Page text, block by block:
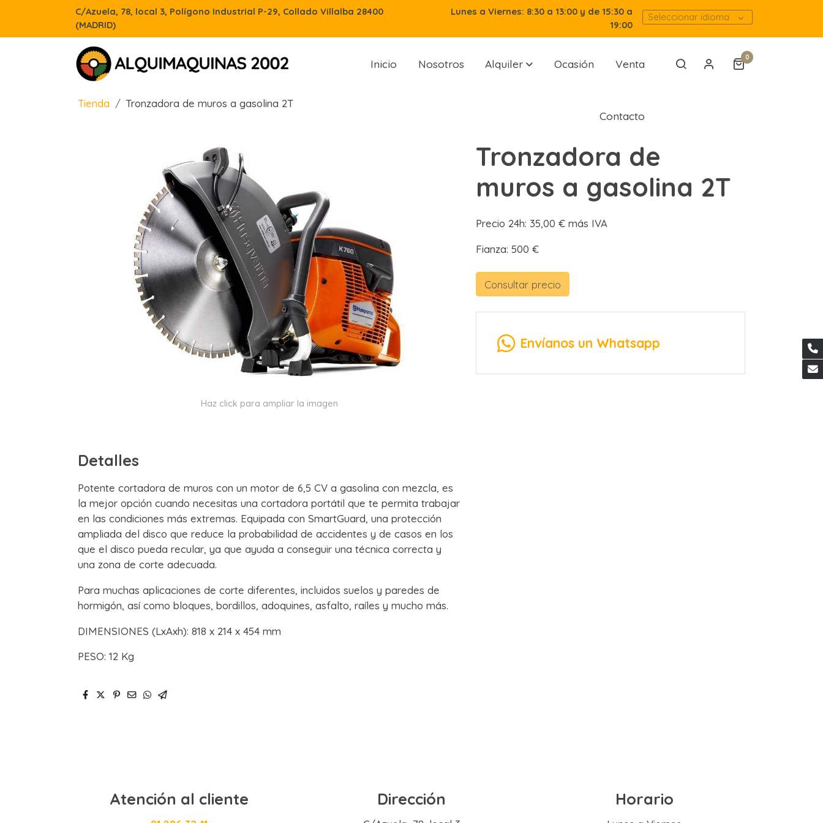
C/Azuela, 78, local 3, Polígono Industrial P-29, Collado Villalba 28400
(MADRID)
Lunes a Viernes: 8:30 a 13:00 y de 15:30 a
19:00
Seleccionar idioma
Inicio Nosotros Alquiler Ocasión Venta
Contacto
0
Tienda Tronzadora de muros a gasolina 2T
Haz click para ampliar la imagen
Detalles
Potente cortadora de muros con un motor de 6,5 CV a gasolina con mezcla, es
la mejor opción cuando necesitas una cortadora portátil que te permita trabajar
en las condiciones más extremas. Equipada con SmartGuard, una protección
ampliada del disco que reduce la probabilidad de accidentes y de casos en los
que el disco pueda recular, ya que ayuda a conseguir una técnica correcta y
una zona de corte adecuada.
Para muchas aplicaciones de corte diferentes, incluidos suelos y paredes de
hormigón, así como bloques, bordillos, adoquines, asfalto, raíles y mucho más.
DIMENSIONES (LxAxh): 818 x 214 x 454 mm
PESO: 12 Kg
Tronzadora de
muros a gasolina 2T
Precio 24h: 35,00 € más IVA
Fianza: 500 €
Consultar precio
Envíanos un Whatsapp
Atención al cliente Dirección Horario